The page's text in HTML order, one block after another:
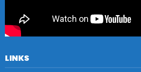
LINKS